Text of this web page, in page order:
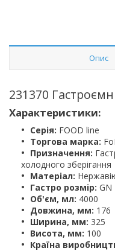
Опис
231370
Характеристики:
Серія: FOOD line
Торгова марка:
Призначення:
холодного зберігання
Матеріал:
Гастро розмір: GN
Об'єм, мл: 4000
Довжина, мм: 176
Ширина, мм: 325
Висота, мм: 100
Країна